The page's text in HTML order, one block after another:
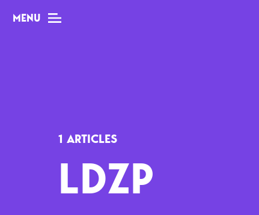
MENU
Tops
Interviews
Chroniques
1 ARTICLES
LDZP